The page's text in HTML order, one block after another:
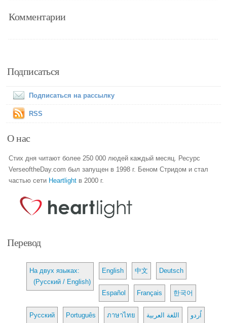
Комментарии
Подписаться
Подписаться на рассылку
RSS
О нас
Стих дня читают более 250 000 людей каждый месяц. Ресурс
VerseoftheDay.com был запущен в 1998 г. Беном Стридом и стал
частью сети Heartlight в 2000 г.
Перевод
На двух языках:
(Русский / English)
English 中文 Deutsch
Español Français 한국어
Русский Português ภาษาไทย اللغة العربية اُردو